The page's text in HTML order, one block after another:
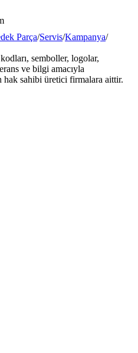
Parça/Servis/Kampanya/
semboller, logolar,
ve bilgi amacıyla
hak sahibi üretici firmalara aittir.